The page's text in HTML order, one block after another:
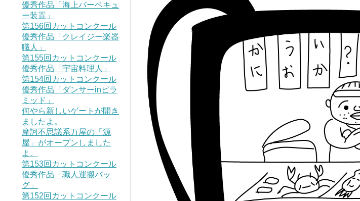
優秀作品「海上バーベキュ
ー装置」
第156回カットコンクール
優秀作品「クレイジー楽器
職人」
第155回カットコンクール
優秀作品「宇宙料理人」
第154回カットコンクール
優秀作品「ダンサーinピラ
ミッド」
何やら新しいゲートが開き
ましたよ。
摩訶不思議系万屋の「源
屋」がオープンしました
よ。
第153回カットコンクール
優秀作品「職人運搬バッ
グ」
第152回カットコンクール